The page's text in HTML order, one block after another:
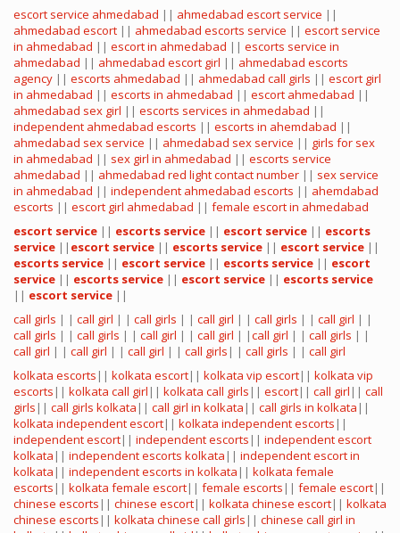
escort service ahmedabad || ahmedabad escort service ||
ahmedabad escort || ahmedabad escorts service || escort service
in ahmedabad || escort in ahmedabad || escorts service in
ahmedabad || ahmedabad escort girl || ahmedabad escorts
agency || escorts ahmedabad || ahmedabad call girls || escort girl
in ahmedabad || escorts in ahmedabad || escort ahmedabad ||
ahmedabad sex girl || escorts services in ahmedabad ||
independent ahmedabad escorts || escorts in ahemdabad ||
ahmedabad sex service || ahmedabad sex service || girls for sex
in ahmedabad || sex girl in ahmedabad || escorts service
ahmedabad || ahmedabad red light contact number || sex service
in ahmedabad || independent ahmedabad escorts || ahemdabad
escorts || escort girl ahmedabad || female escort in ahmedabad
escort service || escorts service || escort service || escorts
service || escort service || escorts service || escort service ||
escorts service || escort service || escorts service || escort
service || escorts service || escort service || escorts service
|| escort service ||
call girls | | call girl | | call girls | | call girl | | call girls | | call girl | |
call girls | | call girls | | call girl | | call girl | |call girl | | call girls | |
call girl | | call girl | | call girl | | call girls | | call girls | | call girl
kolkata escorts || kolkata escort|| kolkata vip escort|| kolkata vip
escorts || kolkata call girl || kolkata call girls || escort|| call girl || call
girls || call girls kolkata || call girl in kolkata || call girls in kolkata ||
kolkata independent escort|| kolkata independent escorts ||
independent escort|| independent escorts || independent escort
kolkata || independent escorts kolkata || independent escort in
kolkata || independent escorts in kolkata || kolkata female
escorts || kolkata female escort|| female escorts || female escort||
chinese escorts || chinese escort|| kolkata chinese escort|| kolkata
chinese escorts || kolkata chinese call girls || chinese call girl in